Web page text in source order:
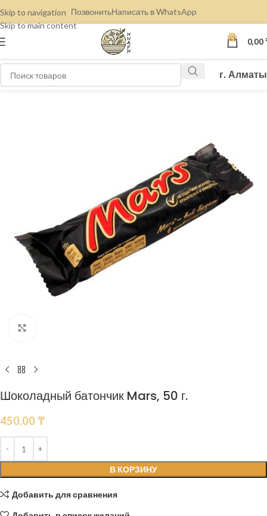
Skip to navigation
Skip to main content
ПозвонитьНаписать в WhatsApp
0 0,00
г. Алматы
Шоколадный батончик Mars, 50 г.
450,00 ₸
В КОРЗИНУ
Добавить для сравнения